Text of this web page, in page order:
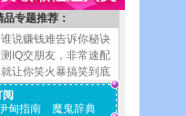
品专题推荐：
谁说赚钱难告诉你秘诀
测IQ交朋友，非常速配
就让你笑火暴搞笑到底
甸指南 魔鬼辞典